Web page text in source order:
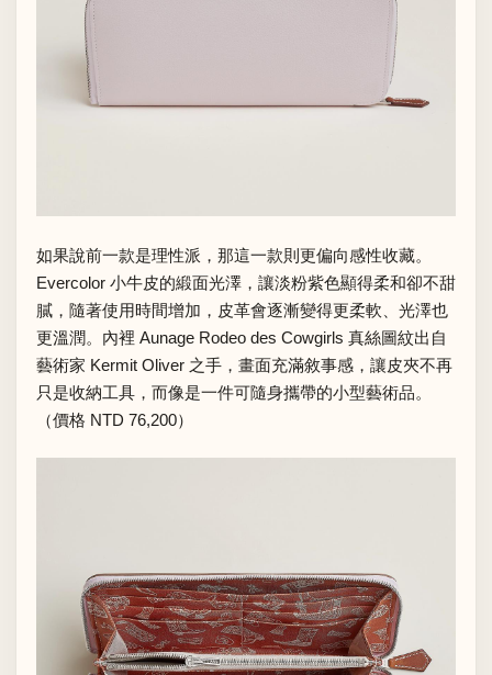
如果說前一款是理性派，那這一款則更偏向感性收藏。
Evercolor 小牛皮的緞面光澤，讓淡粉紫色顯得柔和卻不甜
膩，隨著使用時間增加，皮革會逐漸變得更柔軟、光澤也
更溫潤。內裡 Aunage Rodeo des Cowgirls 真絲圖紋出自
藝術家 Kermit Oliver 之手，畫面充滿敘事感，讓皮夾不再
只是收納工具，而像是一件可隨身攜帶的小型藝術品。
（價格 NTD 76,200）